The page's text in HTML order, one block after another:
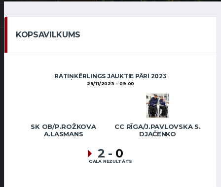
KOPSAVILKUMS
RATIŅKĒRLINGS JAUKTIE PĀRI 2023
29/11/2023 09:00
SK OB/P.ROŽKOVA
A.LASMANS
CC RĪGA/J.PAVLOVSKA S.
DJAČENKO
2 - 0
GALA REZULTĀTS